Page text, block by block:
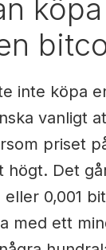
inte köpa
vanligt
priset
högt. Det
eller 0,001
med ett